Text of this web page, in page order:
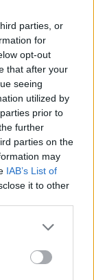
parties, or
for
opt-out
that after your
seeing
utilized by
prior to
further
parties on the
may
IAB’s List of
it to other
more Google
may click to
tags to
ΕΝΦΙΑ
στην
τους
Αν ο
του
προβεί ο
η